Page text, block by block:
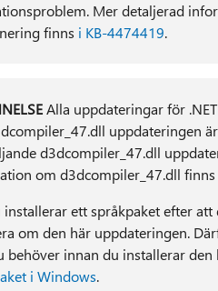
Mer detaljerad
finns i KB-4474419.
Alla uppdateringar för .NET
uppdateringen
d3dcompiler_47.dll
om d3dcompiler_47.dll finns
installerar ett språkpaket efter
om den här uppdateringen.
behöver innan du installerar
i Windows.